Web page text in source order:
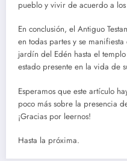
pueblo y vivir de acuerdo a
En conclusión, el Antiguo
en todas partes y se
jardín del Edén hasta el
estado presente en la vida de
Esperamos que este artículo
poco más sobre la presencia
¡Gracias por leernos!
Hasta la próxima.